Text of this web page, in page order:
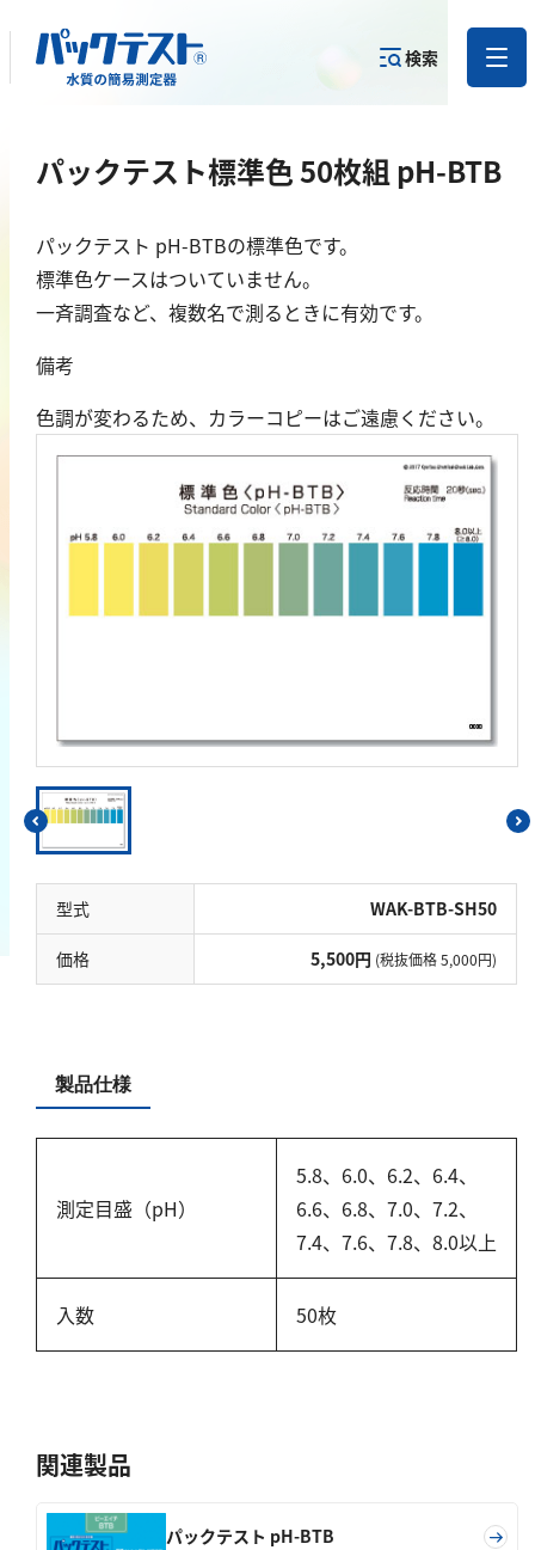
検索
パックテスト標準色 50枚組 pH-BTB
パックテスト pH-BTBの標準色です。
標準色ケースはついていません。
一斉調査など、複数名で測るときに有効です。
備考
色調が変わるため、カラーコピーはご遠慮ください。
型式 WAK-BTB-SH50
価格 5,500円 (税抜価格 5,000円)
製品仕様
測定目盛（pH）
5.8、6.0、6.2、6.4、
6.6、6.8、7.0、7.2、
7.4、7.6、7.8、8.0以上
入数 50枚
関連製品
パックテスト pH-BTB
ら
製品を探す
目的から
製品を探す
カテゴリー
で探す
金属
亜鉛
アルミニウム
カドミウム
金
モリブデン
金属総量
有機汚濁
BOD
COD
過マンガン酸カリウム消費量
硬度
カルシウム
マグネシウム
塩素
亜塩素酸ナトリウム
総残留塩素
硫黄